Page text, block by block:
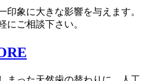
印象に大きな影響を与えます。
にご相談下さい。